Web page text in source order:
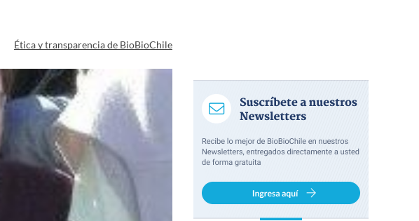
Ética y transparencia de BioBioChile